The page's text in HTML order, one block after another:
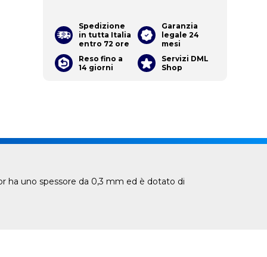
Spedizione
in tutta Italia
entro 72 ore
Garanzia
legale 24
mesi
Reso fino a
14 giorni
Servizi DML
Shop
ha uno spessore da 0,3 mm ed è dotato di